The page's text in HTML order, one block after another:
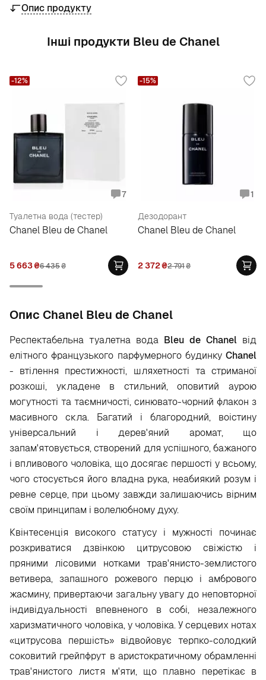
Опис продукту
Інші продукти Bleu de Chanel
7
Туалетна вода (тестер)
Chanel Bleu de Chanel
5 663₴6 435₴
-12%
1
Дезодорант
Chanel Bleu de Chanel
2 372₴2 791₴
-15%
Опис Chanel Bleu de Chanel
Респектабельна туалетна вода Bleu de Chanel від
елітного французького парфумерного будинку Chanel
- втілення престижності, шляхетності та стриманої
розкоші, укладене в стильний, оповитий аурою
могутності та таємничості, синювато-чорний флакон з
масивного скла. Багатий і благородний, воістину
універсальний і дерев'яний аромат, що
запам'ятовується, створений для успішного, бажаного
і впливового чоловіка, що досягає першості у всьому,
чого стосується його владна рука, неабиякий розум і
ревне серце, при цьому завжди залишаючись вірним
своїм принципам і волелюбному духу.
Квінтесенція високого статусу і мужності починає
розкриватися дзвінкою цитрусовою свіжістю і
пряними лісовими нотками трав'янисто-землистого
ветивера, запашного рожевого перцю і амбрового
жасмину, привертаючи загальну увагу до неповторної
індивідуальності впевненого в собі, незалежного
харизматичного чоловіка, у чоловіка. У серцевих нотах
«цитрусова першість» відвойовує терпко-солодкий
соковитий грейпфрут в аристократичному обрамленні
трав'янистого листя м'яти, що плавно перетікає в